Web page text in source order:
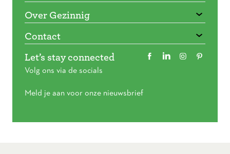
Over Gezinnig
Contact
Let’s stay connected
Volg ons via de socials
Meld je aan voor onze nieuwsbrief